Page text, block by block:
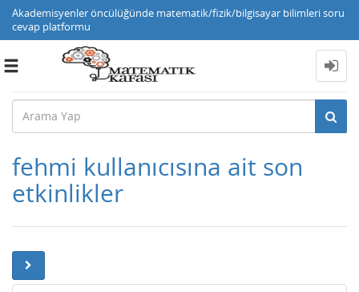
Akademisyenler öncülüğünde matematik/fizik/bilgisayar bilimleri soru
cevap platformu
Toggle
fehmi kullanıcısına ait son
etkinlikler